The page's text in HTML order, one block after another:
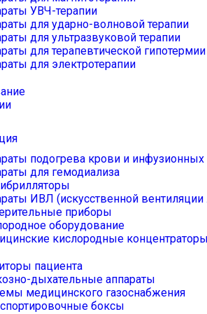
УВЧ-терапии
для ударно-волновой терапии
для ультразвуковой терапии
для терапевтической
для электротерапии
подогрева крови и инфузионных
для гемодиализа
ИВЛ (искусственной вентиляции
приборы
оборудование
кислородные
пациента
дыхательные аппараты
медицинского газоснабжения
боксы